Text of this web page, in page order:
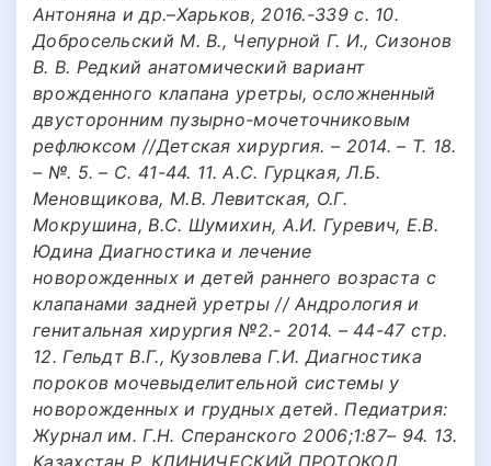
Антоняна и др.–Харьков, 2016.-339 с. 10.
Добросельский М. В., Чепурной Г. И., Сизонов
В. В. Редкий анатомический вариант
врожденного клапана уретры, осложненный
двусторонним пузырно-мочеточниковым
рефлюксом //Детская хирургия. – 2014. – Т. 18.
– №. 5. – С. 41-44. 11. А.С. Гурцкая, Л.Б.
Меновщикова, М.В. Левитская, О.Г.
Мокрушина, В.С. Шумихин, А.И. Гуревич, Е.В.
Юдина Диагностика и лечение
новорожденных и детей раннего возраста с
клапанами задней уретры // Андрология и
генитальная хирургия №2.- 2014. – 44-47 стр.
12. Гельдт В.Г., Кузовлева Г.И. Диагностика
пороков мочевыделительной системы у
новорожденных и грудных детей. Педиатрия:
Журнал им. Г.Н. Сперанского 2006;1:87– 94. 13.
Казахстан Р. КЛИНИЧЕСКИЙ ПРОТОКОЛ